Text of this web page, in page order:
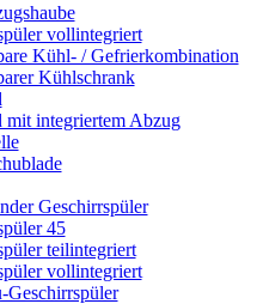
vollintegriert
Kühl- / Gefrierkombination
Kühlschrank
mit integriertem Abzug
Geschirrspüler
45
teilintegriert
vollintegriert
Geschirrspüler